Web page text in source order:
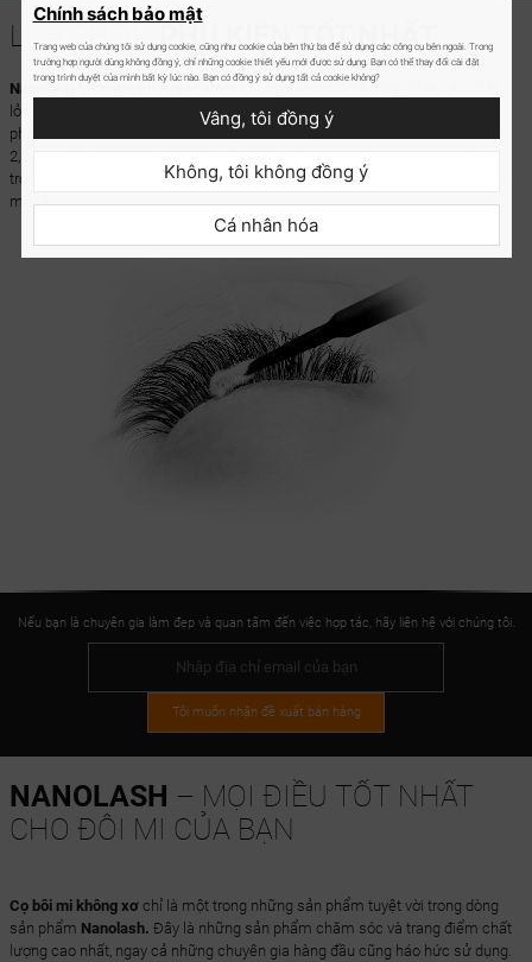
Cọ BôI MI KHôNG Xơ 2.5MM
LỰA CHỌNPHỤ KIỆN TỐT NHẤT
Nanolash Microbrush Applicators
không hấp thụ chất lỏng, đảm bảo chất
lỏng nằm trên bề mặt mà không bị hút mất. Nhờ đó sẽ có thể sử dụng sản
phẩm tiết kiệm hơn. Đầu cọ bôi có ba kích cỡ khác nhau: 1,5 mm, 2 mm và
2,5 mm,
trong một ống tiện lợi có đầu nhả để tránh cọ bôi bị rơi ra khỏi bao bì khi bạn
mở ra.
Nếu bạn là chuyên gia làm đẹp và quan tâm đến việc hợp tác, hãy liên hệ với chúng tôi.
Tôi muốn nhận đề xuất bán hàng
NANOLASH – MỌI ĐIỀU TỐT NHẤT
CHO ĐÔI MI CỦA BẠN
Cọ bôi mi không xơchỉ là một trong những sản phẩm tuyệt vời trong dòng
sản phẩm Nanolash. Đây là những sản phẩm chăm sóc và trang điểm chất
lượng cao nhất, ngay cả những chuyên gia hàng đầu cũng háo hức sử dụng.
Chính sách bảo mật
Trang web của chúng tôi sử dụng cookie, cũng như cookie của bên thứ ba để sử dụng các công cụ bên ngoài. Trong
trường hợp người dùng không đồng ý, chỉ những cookie thiết yếu mới được sử dụng. Bạn có thể thay đổi cài đặt
trong trình duyệt của mình bất kỳ lúc nào. Bạn có đồng ý sử dụng tất cả cookie không?
Vâng, tôi đồng ý
Không, tôi không đồng ý
Cá nhân hóa